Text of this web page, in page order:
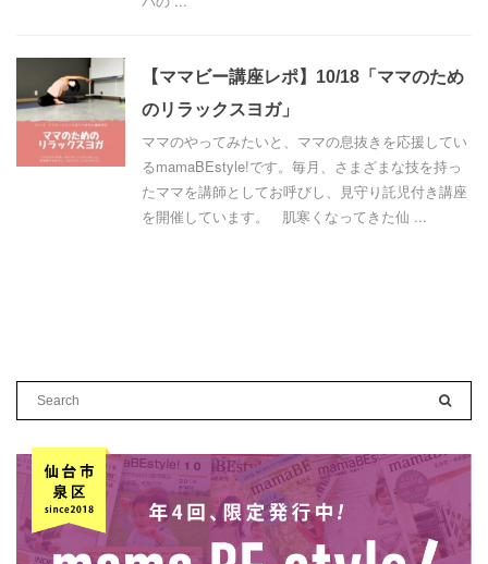
【ママビー講座レポ】10/18「ママのため
のリラックスヨガ」
ママのやってみたいと、ママの息抜きを応援してい
るmamaBEstyle!です。毎月、さまざまな技を持っ
たママを講師としてお呼びし、見守り託児付き講座
を開催しています。 肌寒くなってきた仙 ...